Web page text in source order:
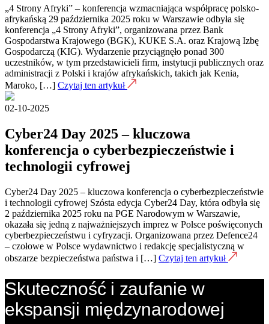
„4 Strony Afryki” – konferencja wzmacniająca współpracę polsko-
afrykańską 29 października 2025 roku w Warszawie odbyła się
konferencja „4 Strony Afryki”, organizowana przez Bank
Gospodarstwa Krajowego (BGK), KUKE S.A. oraz Krajową Izbę
Gospodarczą (KIG). Wydarzenie przyciągnęło ponad 300
uczestników, w tym przedstawicieli firm, instytucji publicznych oraz
administracji z Polski i krajów afrykańskich, takich jak Kenia,
Maroko, […] Czytaj ten artykuł
02-10-2025
Cyber24 Day 2025 – kluczowa
konferencja o cyberbezpieczeństwie i
technologii cyfrowej
Cyber24 Day 2025 – kluczowa konferencja o cyberbezpieczeństwie
i technologii cyfrowej Szósta edycja Cyber24 Day, która odbyła się
2 października 2025 roku na PGE Narodowym w Warszawie,
okazała się jedną z najważniejszych imprez w Polsce poświęconych
cyberbezpieczeństwu i cyfryzacji. Organizowana przez Defence24
– czołowe w Polsce wydawnictwo i redakcję specjalistyczną w
obszarze bezpieczeństwa państwa i […] Czytaj ten artykuł
Skuteczność i zaufanie w
ekspansji międzynarodowej